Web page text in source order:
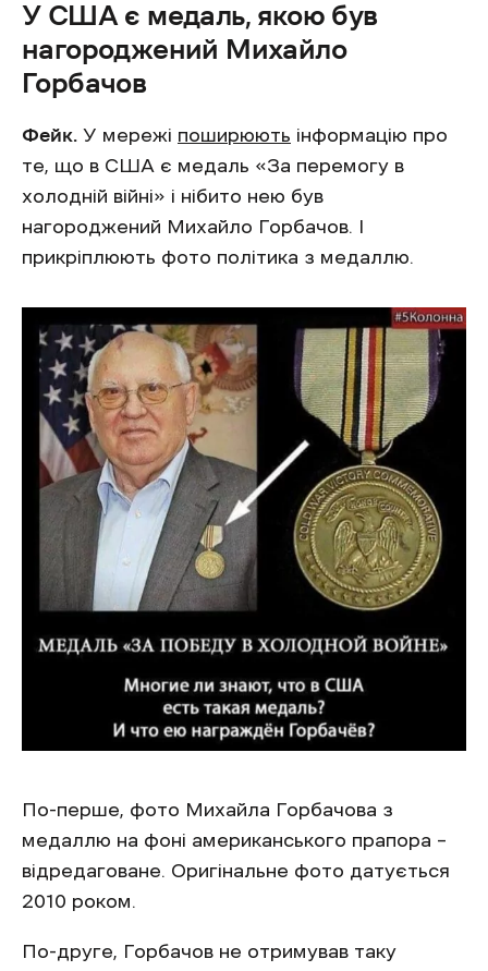
У США є медаль, якою був
нагороджений Михайло
Горбачов
Фейк. У мережі поширюють інформацію про
те, що в США є медаль «За перемогу в
холодній війні» і нібито нею був
нагороджений Михайло Горбачов. І
прикріплюють фото політика з медаллю.
По-перше, фото Михайла Горбачова з
медаллю на фоні американського прапора –
відредаговане. Оригінальне фото датується
2010 роком.
По-друге, Горбачов не отримував таку